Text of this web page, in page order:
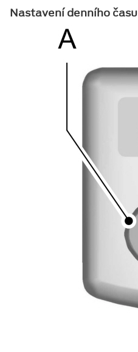
Nastavení denního času